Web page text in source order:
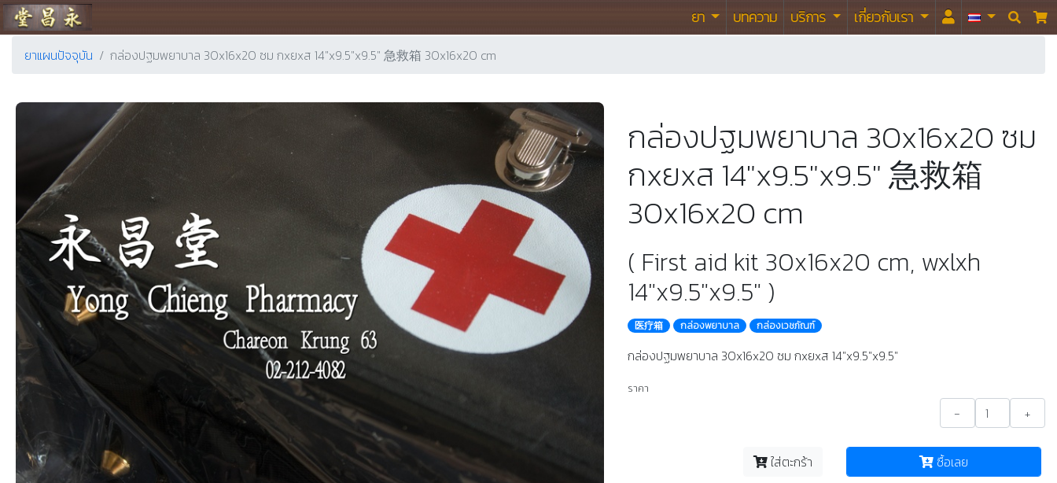
ร้านขายยา ย่งเชียงตึ๊ง ยา บทความ บริการ เกี่ยวกับเรา  
ยาแผนปัจจุบัน กล่องปฐมพยาบาล 30x16x20 ซม กxยxส 14"x9.5"x9.5" 急救箱 30x16x20 cm
กล่องปฐมพยาบาล 30x16x20 ซม
กxยxส 14"x9.5"x9.5" 急救箱
30x16x20 cm
( First aid kit 30x16x20 cm, wxlxh
14"x9.5"x9.5" )
医疗箱 กล่องพยาบาล กล่องเวชภัณฑ์
กล่องปฐมพยาบาล 30x16x20 ซม กxยxส 14"x9.5"x9.5"
ราคา
- +
ใส่ตะกร้า ซื้อเลย